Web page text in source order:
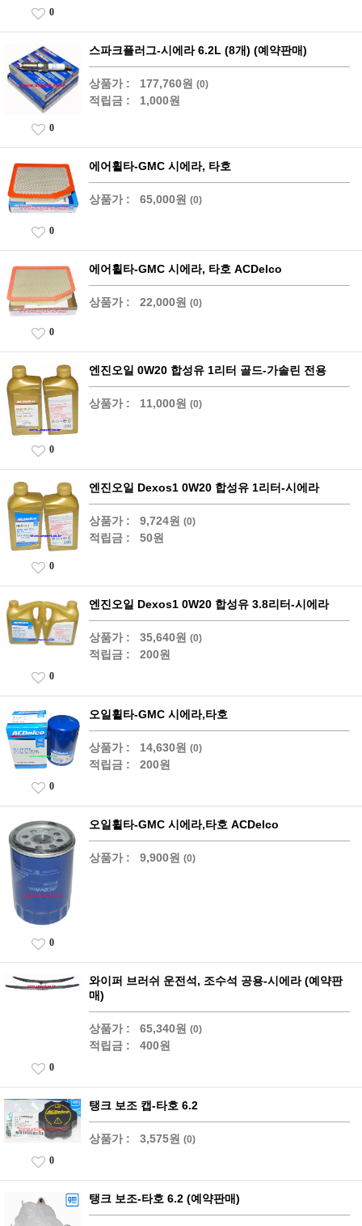
0
스파크플러그-시에라 6.2L (8개) (예약판매)
상품가 : 177,760원 (0)
적립금 : 1,000원
0
에어휠타-GMC 시에라, 타호
상품가 : 65,000원 (0)
0
에어휠타-GMC 시에라, 타호 ACDelco
상품가 : 22,000원 (0)
0
엔진오일 0W20 합성유 1리터 골드-가솔린 전용
상품가 : 11,000원 (0)
0
엔진오일 Dexos1 0W20 합성유 1리터-시에라
상품가 : 9,724원 (0)
적립금 : 50원
0
엔진오일 Dexos1 0W20 합성유 3.8리터-시에라
상품가 : 35,640원 (0)
적립금 : 200원
0
오일휠타-GMC 시에라,타호
상품가 : 14,630원 (0)
적립금 : 200원
0
오일휠타-GMC 시에라,타호 ACDelco
상품가 : 9,900원 (0)
0
와이퍼 브러쉬 운전석, 조수석 공용-시에라 (예약판
매)
상품가 : 65,340원 (0)
적립금 : 400원
0
탱크 보조 캡-타호 6.2
상품가 : 3,575원 (0)
0
탱크 보조-타호 6.2 (예약판매)